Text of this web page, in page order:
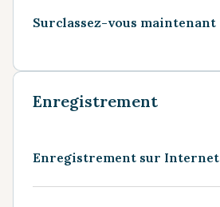
Surclassez-vous maintenant
Enregistrement
Enregistrement sur Internet